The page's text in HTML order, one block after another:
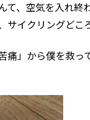
て、空気を入れ終
サイクリングどこ
痛」から僕を救っ